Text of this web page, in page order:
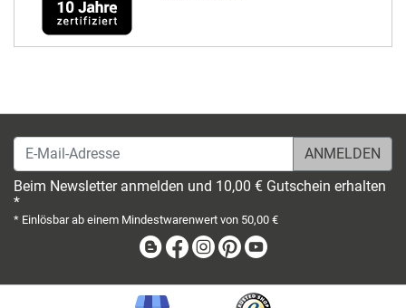
E-Mail-Adresse
Beim Newsletter anmelden und 10,00 € Gutschein erhalten
*
* Einlösbar ab einem Mindestwarenwert von 50,00 €
BlogFacebook
Instagram
Pinterest